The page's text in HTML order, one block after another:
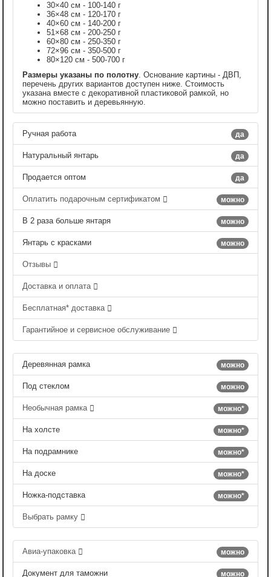
30×40 см - 100-140 г
36×48 см - 120-170 г
40×60 см - 140-200 г
51×68 см - 200-250 г
60×80 см - 250-350 г
72×96 см - 350-500 г
80×120 см - 500-700 г
Размеры указаны по полотну. Основание картины - ДВП,
перечень других вариантов доступен ниже. Стоимость
указана вместе с декоративной пластиковой рамкой, но
можно поставить и деревьянную.
да
Ручная работа
да
Натуральный янтарь
да
Продается оптом
можно
Оплатить подарочным сертификатом
можно
В 2 раза больше янтаря
можно
Янтарь с красками
Отзывы
Доставка и оплата
Бесплатная* доставка
Гарантийное и сервисное обслуживание
можно
Деревянная рамка
можно
Под стеклом
можно*
Необычная рамка
можно*
На холсте
можно*
На подрамнике
можно*
На доске
можно*
Ножка-подставка
Выбрать рамку
можно
Авиа-упаковка
можно
Документ для таможни